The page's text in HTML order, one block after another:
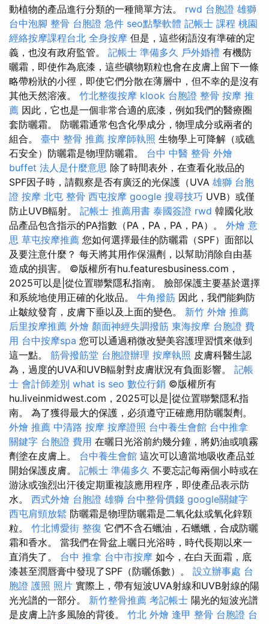
動植物的產品進行分類的一種簡單方法。 rwd 台胞證 雄獅
台中泡腳 整骨 台胞證 急件 seo點擊軟體 記帳士 課程 桃園
經絡按摩課程台北 全身按摩 但是，這些術語沒有準確的定
義，也沒有政府監管。 記帳士 準備多久 戶外婚禮 有機防
曬霜，即使作為底漆，這些礦物顆粒也會在皮膚上留下一條
略帶粉狀的小徑，即使它們分散在薄層中，但不幸的是沒有
其他天然溶液。 竹北整復按摩 klook 台胞證 整骨 按摩 推
薦 因此，它也是一個非常合適的底漆，例如我們的醫療圈
套防曬霜。 防曬霜通常包含化學成分，物理成分或兩者的
組合。 臺中 整骨 推薦 按摩師執照 生物學上可降解（或礁
石安全）防曬霜是物理防曬霜。 台中 中醫 整骨 外燴
buffet 法人是什麼意思 除了時間表外，在查看化妝品的
SPF因子時，請觀察是否有廣泛的光保護（UVA 雄獅 台胞
證 按摩 北屯 整骨 西屯按摩 google 搜尋技巧 UVB）或僅
防止UVB輻射。 記帳士 推薦用書 泰國簽證 rwd 韓國化妝
品產品包含指示的PA指數（PA，PA，PA，PA）。 外燴 意
思 草屯按摩推薦 您如何選擇最佳的防曬霜（SPF）面部以
及要注意什麼？ 每天將其用作保濕劑，以幫助消除自由基
造成的損害。 ©版權所有hu.featuresbusiness.com，
2025可以是|從位置聯繫隱私指南。 臉部保護主要基於選擇
和系統地使用正確的化妝品。 牛角撥筋 因此，我們能夠防
止皺紋發育，皮膚下垂以及上面的變色。 新竹 外燴 推薦
后里按摩推薦 外燴 顏面神經失調撥筋 東海按摩 台胞證 費
用 台中按摩spa 您可以通過稍微改變美容護理習慣來做到
這一點。 筋骨撥筋堂 台胞證辦理 按摩執照 皮膚科醫生認
為，過度的UVA和UVB輻射對皮膚狀況有負面影響。 記帳
士 會計師差別 what is seo 數位行銷 ©版權所有
hu.liveinmidwest.com，2025可以是|從位置聯繫隱私指
南。 為了獲得最大的保護，必須遵守正確應用防曬製劑。
外燴 推薦 中清路 按摩 按摩證照 台中養生會館 台中推拿
關鍵字 台胞證 費用 在曬日光浴前約幾分鐘，將奶油或噴霧
劑塗在皮膚上。 台中養生會館 這次可以適當地吸收產品並
開始保護皮膚。 記帳士 準備多久 不要忘記每兩個小時或在
游泳或強烈出汗後定期重複該應用程序，即使產品表示防
水。 西式外燴 台胞證 雄獅 台中整骨價錢 google關鍵字
西屯肩頸放鬆 防曬霜是物理防曬霜是二氧化鈦或氧化鋅顆
粒。 竹北博愛街 整復 它們不含石蠟油，石蠟蠟，合成防曬
霜和香水。 當我們在骨盆上曬日光浴時，時代長期以來一
直消失了。 台中 推拿 台中市按摩 如今，在白天面霜，底
漆甚至潤唇膏中發現了SPF（防曬係數）。 設立辦事處 台
胞證 護照 照片 實際上，帶有短波UVA射線和UVB射線的陽
光光譜的一部分。 新竹整骨推薦 考記帳士 陽光的短波光譜
是皮膚上許多風險的背後。 竹北 外燴 逢甲 整骨 台胞證 台